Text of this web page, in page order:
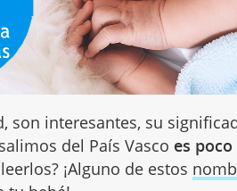
son interesantes, su
del País Vasco es
¡Alguno de estos